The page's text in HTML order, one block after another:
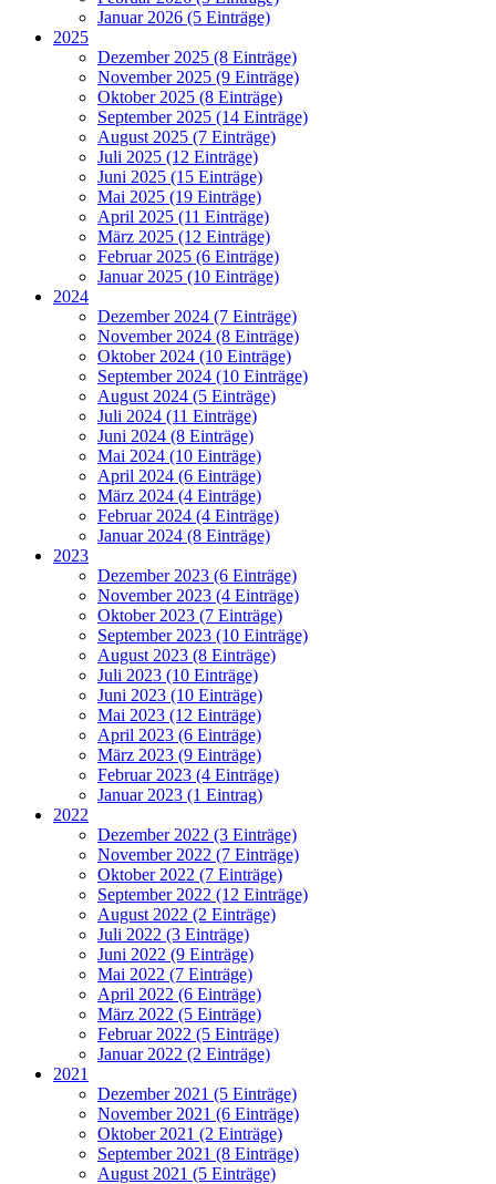
Januar 2026 (5 Einträge)
2025
Dezember 2025 (8 Einträge)
November 2025 (9 Einträge)
Oktober 2025 (8 Einträge)
September 2025 (14 Einträge)
August 2025 (7 Einträge)
Juli 2025 (12 Einträge)
Juni 2025 (15 Einträge)
Mai 2025 (19 Einträge)
April 2025 (11 Einträge)
März 2025 (12 Einträge)
Februar 2025 (6 Einträge)
Januar 2025 (10 Einträge)
2024
Dezember 2024 (7 Einträge)
November 2024 (8 Einträge)
Oktober 2024 (10 Einträge)
September 2024 (10 Einträge)
August 2024 (5 Einträge)
Juli 2024 (11 Einträge)
Juni 2024 (8 Einträge)
Mai 2024 (10 Einträge)
April 2024 (6 Einträge)
März 2024 (4 Einträge)
Februar 2024 (4 Einträge)
Januar 2024 (8 Einträge)
2023
Dezember 2023 (6 Einträge)
November 2023 (4 Einträge)
Oktober 2023 (7 Einträge)
September 2023 (10 Einträge)
August 2023 (8 Einträge)
Juli 2023 (10 Einträge)
Juni 2023 (10 Einträge)
Mai 2023 (12 Einträge)
April 2023 (6 Einträge)
März 2023 (9 Einträge)
Februar 2023 (4 Einträge)
Januar 2023 (1 Eintrag)
2022
Dezember 2022 (3 Einträge)
November 2022 (7 Einträge)
Oktober 2022 (7 Einträge)
September 2022 (12 Einträge)
August 2022 (2 Einträge)
Juli 2022 (3 Einträge)
Juni 2022 (9 Einträge)
Mai 2022 (7 Einträge)
April 2022 (6 Einträge)
März 2022 (5 Einträge)
Februar 2022 (5 Einträge)
Januar 2022 (2 Einträge)
2021
Dezember 2021 (5 Einträge)
November 2021 (6 Einträge)
Oktober 2021 (2 Einträge)
September 2021 (8 Einträge)
August 2021 (5 Einträge)